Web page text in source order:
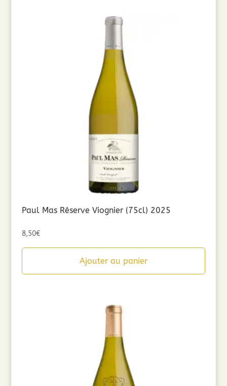
Paul Mas Réserve Viognier (75cl) 2025
8,50€
Ajouter au panier